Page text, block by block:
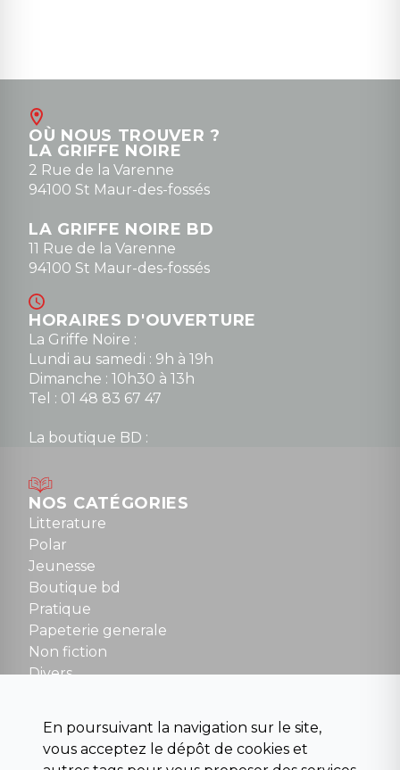
OÙ NOUS TROUVER ?
LA GRIFFE NOIRE
2 Rue de la Varenne
94100 St Maur-des-fossés
LA GRIFFE NOIRE BD
11 Rue de la Varenne
94100 St Maur-des-fossés
HORAIRES D'OUVERTURE
La Griffe Noire :
Lundi au samedi : 9h à 19h
Dimanche : 10h30 à 13h
Tel : 01 48 83 67 47
La boutique BD :
Mardi au samedi : 10h à 13h / 14h à 19h
Dimanche : 10h30 à 12h30
Tel : 01 48 89 13 88
Fermé le dimanche en Juillet et Août
NOUS CONTACTER
contact@la-griffe-noire.com
NOS CATÉGORIES
Litterature
Polar
Jeunesse
Boutique bd
Pratique
Papeterie generale
Non fiction
Divers
Para scolaire
Histoire
En poursuivant la navigation sur le site,
vous acceptez le dépôt de cookies et